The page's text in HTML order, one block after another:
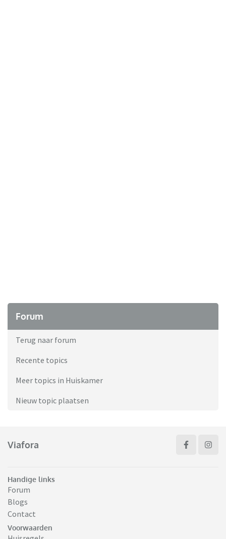
Forum
Terug naar forum
Recente topics
Meer topics in Huiskamer
Nieuw topic plaatsen
Viafora
Handige links
Forum
Blogs
Contact
Voorwaarden